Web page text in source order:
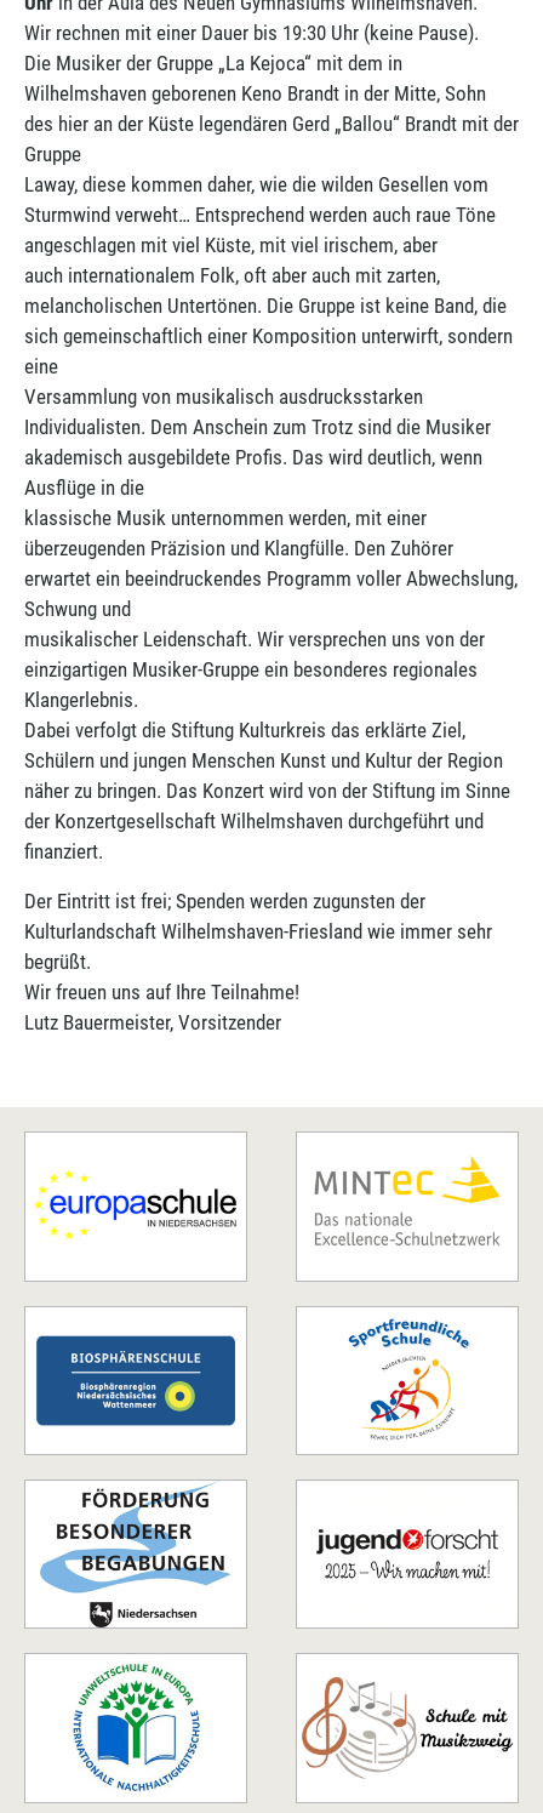
Wir rechnen mit einer Dauer bis 19:30 Uhr (keine Pause).
Die Musiker der Gruppe „La Kejoca“ mit dem in
Wilhelmshaven geborenen Keno Brandt in der Mitte, Sohn
des hier an der Küste legendären Gerd „Ballou“ Brandt mit der
Gruppe
Laway, diese kommen daher, wie die wilden Gesellen vom
Sturmwind verweht… Entsprechend werden auch raue Töne
angeschlagen mit viel Küste, mit viel irischem, aber
auch internationalem Folk, oft aber auch mit zarten,
melancholischen Untertönen. Die Gruppe ist keine Band, die
sich gemeinschaftlich einer Komposition unterwirft, sondern
eine
Versammlung von musikalisch ausdrucksstarken
Individualisten. Dem Anschein zum Trotz sind die Musiker
akademisch ausgebildete Profis. Das wird deutlich, wenn
Ausflüge in die
klassische Musik unternommen werden, mit einer
überzeugenden Präzision und Klangfülle. Den Zuhörer
erwartet ein beeindruckendes Programm voller Abwechslung,
Schwung und
musikalischer Leidenschaft. Wir versprechen uns von der
einzigartigen Musiker-Gruppe ein besonderes regionales
Klangerlebnis.
Dabei verfolgt die Stiftung Kulturkreis das erklärte Ziel,
Schülern und jungen Menschen Kunst und Kultur der Region
näher zu bringen. Das Konzert wird von der Stiftung im Sinne
der Konzertgesellschaft Wilhelmshaven durchgeführt und
finanziert.
Der Eintritt ist frei; Spenden werden zugunsten der
Kulturlandschaft Wilhelmshaven-Friesland wie immer sehr
begrüßt.
Wir freuen uns auf Ihre Teilnahme!
Lutz Bauermeister, Vorsitzender